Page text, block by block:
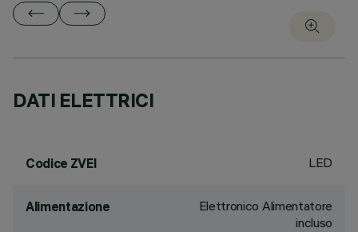
DATI ELETTRICI
Codice ZVEI LED
Alimentazione
Elettronico Alimentatore
incluso